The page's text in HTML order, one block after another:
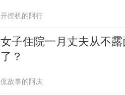
开挖机的阿行
女子住院一月丈夫从不
了？
侃故事的阿庆